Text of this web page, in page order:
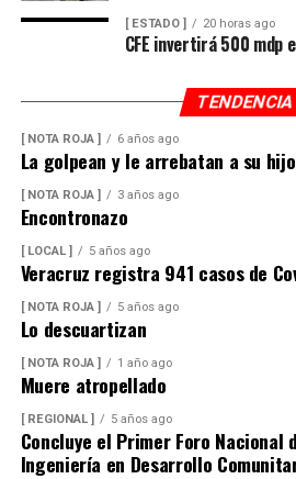
[ ESTADO ] 20 horas ago
CFE invertirá 500 mdp
TENDENCIA
[ NOTA ROJA ] 6 años ago
La golpean y le arrebatan a su hijo
[ NOTA ROJA ] 3 años ago
Encontronazo
[ LOCAL ] 5 años ago
Veracruz registra 941 casos de
[ NOTA ROJA ] 5 años ago
Lo descuartizan
[ NOTA ROJA ] 1 año ago
Muere atropellado
[ REGIONAL ] 5 años ago
Concluye el Primer Foro Nacional
Ingeniería en Desarrollo